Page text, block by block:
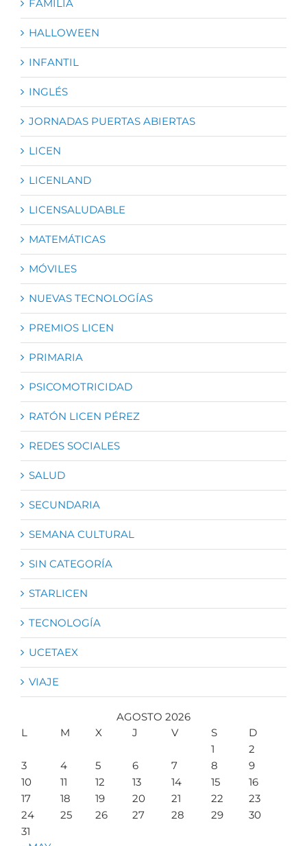
FAMILIA
HALLOWEEN
INFANTIL
INGLÉS
JORNADAS PUERTAS ABIERTAS
LICEN
LICENLAND
LICENSALUDABLE
MATEMÁTICAS
MÓVILES
NUEVAS TECNOLOGÍAS
PREMIOS LICEN
PRIMARIA
PSICOMOTRICIDAD
RATÓN LICEN PÉREZ
REDES SOCIALES
SALUD
SECUNDARIA
SEMANA CULTURAL
SIN CATEGORÍA
STARLICEN
TECNOLOGÍA
UCETAEX
VIAJE
AGOSTO 2026
L
M X J V S
D
1
2
3
4 5 6 7 8
9
10
11 12 13 14 15
16
17
18 19 20 21 22
23
24
25 26 27 28 29
30
31